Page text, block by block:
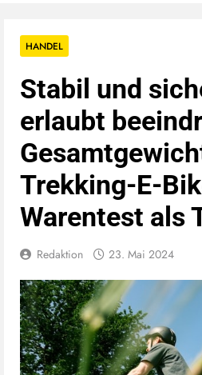
HANDEL
Stabil und
erlaubt
Trekking-E-
Warentest als
Redaktion 23. Mai 2024